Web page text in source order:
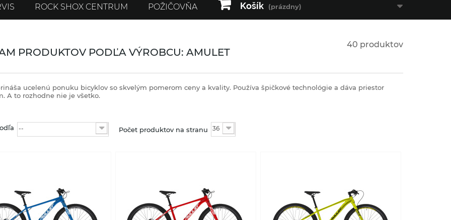
Košík (prázdny)
ROCK SHOX CENTRUM POŽIČOVŇA
40 produktov
PRODUKTOV PODĽA VÝROBCU: AMULET
ucelenú ponuku bicyklov so skvelým pomerom ceny a kvality. Používa špičkové technológie a dáva priestor
A to rozhodne nie je všetko.
-- Počet produktov na stranu 36